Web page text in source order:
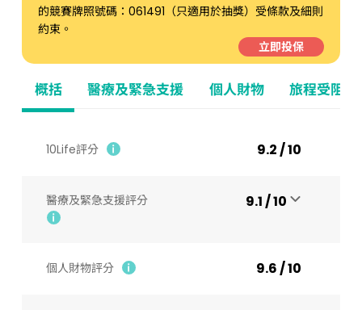
概括 醫療及緊急支援 個人財物 旅程受阻
的競賽牌照號碼：061491（只適用於抽獎）受條款及細則
約束。
立即投保
10Life評分 9.2 / 10
醫療及緊急支援評分 9.1 / 10
個人財物評分 9.6 / 10